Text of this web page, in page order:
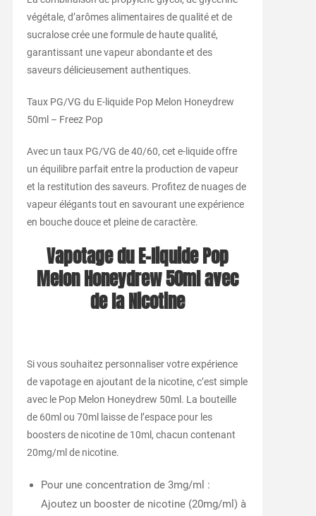
végétale, d’arômes alimentaires de qualité et de
sucralose crée une formule de haute qualité,
garantissant une vapeur abondante et des
saveurs délicieusement authentiques.
Taux PG/VG du E-liquide Pop Melon Honeydrew
50ml – Freez Pop
Avec un taux PG/VG de 40/60, cet e-liquide offre
un équilibre parfait entre la production de vapeur
et la restitution des saveurs. Profitez de nuages de
vapeur élégants tout en savourant une expérience
en bouche douce et pleine de caractère.
Vapotage du E-liquide Pop
Melon Honeydrew 50ml avec
de la Nicotine
Si vous souhaitez personnaliser votre expérience
de vapotage en ajoutant de la nicotine, c’est simple
avec le Pop Melon Honeydrew 50ml. La bouteille
de 60ml ou 70ml laisse de l’espace pour les
boosters de nicotine de 10ml, chacun contenant
20mg/ml de nicotine.
Pour une concentration de 3mg/ml :
Ajoutez un booster de nicotine (20mg/ml) à